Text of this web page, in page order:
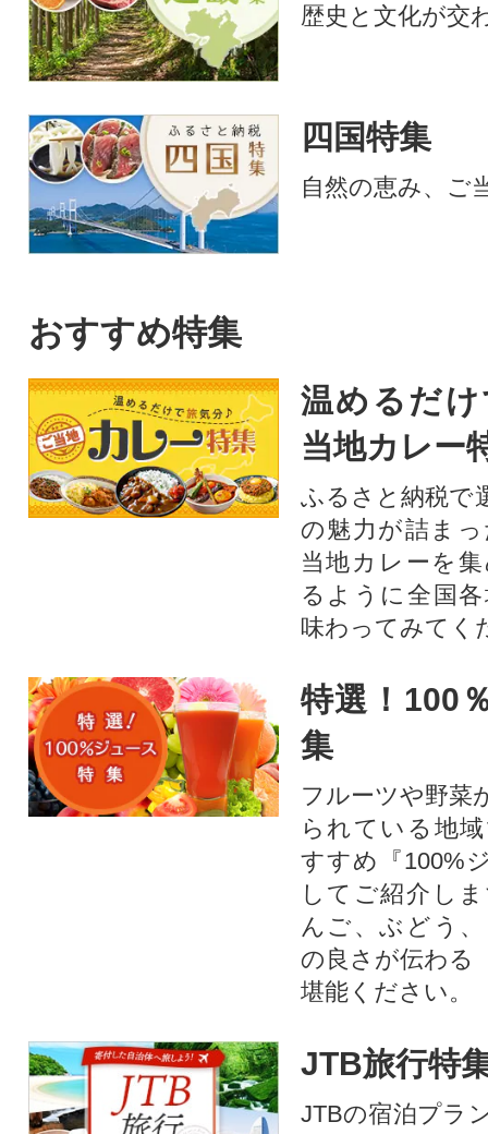
歴史と文化が交
四国特集
自然の恵み、ご
おすすめ特集
温めるだ
当地カレー
ふるさと納税で
の魅力が詰ま
当地カレーを
るように全国
味わってみてく
特選！100
集
フルーツや野菜
られている地
すすめ『100%
してご紹介し
んご、ぶどう
の良さが伝わる
堪能ください。
JTB旅行特
JTBの宿泊プラ